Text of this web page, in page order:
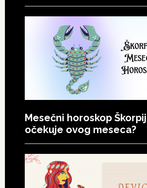
Mesečni horoskop
očekuje ovog meseca?